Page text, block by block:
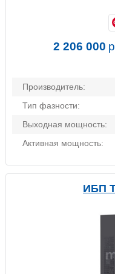
Производитель:
Тип фазности:
Выходная мощность:
Активная мощность:
2 206 000
ИБП